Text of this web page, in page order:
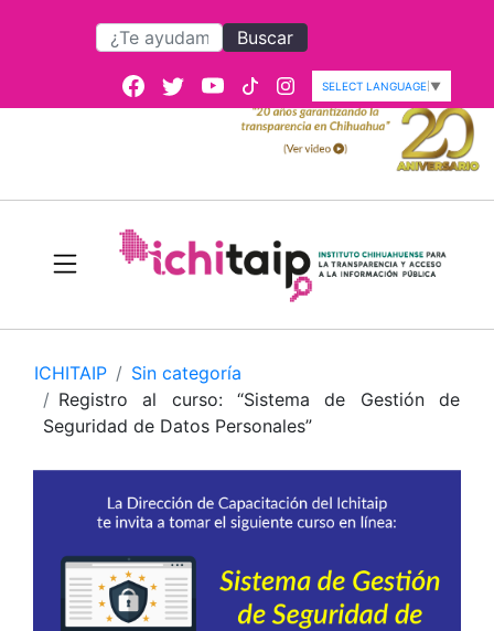
Buscar
SELECT LANGUAGE ▼
ICHITAIP
Sin categoría
Registro al curso: “Sistema de Gestión de
Seguridad de Datos Personales”